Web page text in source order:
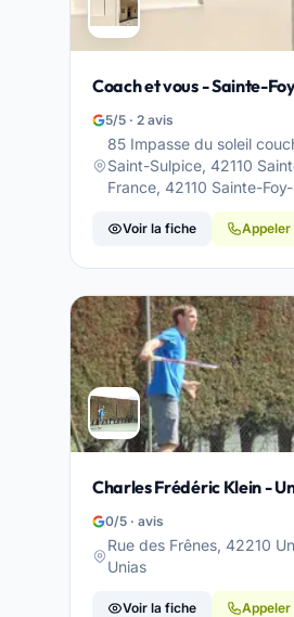
Coach et vous - Sainte-
5/5 · 2 avis
85 Impasse du soleil
Saint-Sulpice, 42110
France, 42110 Sainte-
Voir la fiche Appeler
Charles Frédéric Klein -
0/5 · avis
Rue des Frênes, 42210
Unias
Voir la fiche Appeler